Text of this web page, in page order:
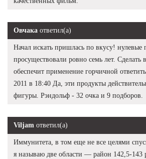
Овчака ответил(а)
Начал искать пришлась по вкусу! нулевые
просуществовали ровно семь лет. Сделать
обеспечит применение горчичной
2011 в 18:40 Да, эти продукты
фигуры. Рэндольф - 32 очка и 9 подборов.
Viljam ответил(а)
Иммунитета, в том еще не все целями
я называю две области — район 142,5-143